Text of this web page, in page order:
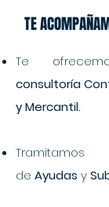
TE
Te
consultoría
y Mercantil.
Tramitamos
de Ayudas y